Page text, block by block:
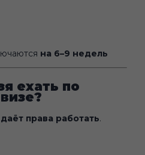
на 6–9 недель
ехать по
права работать.